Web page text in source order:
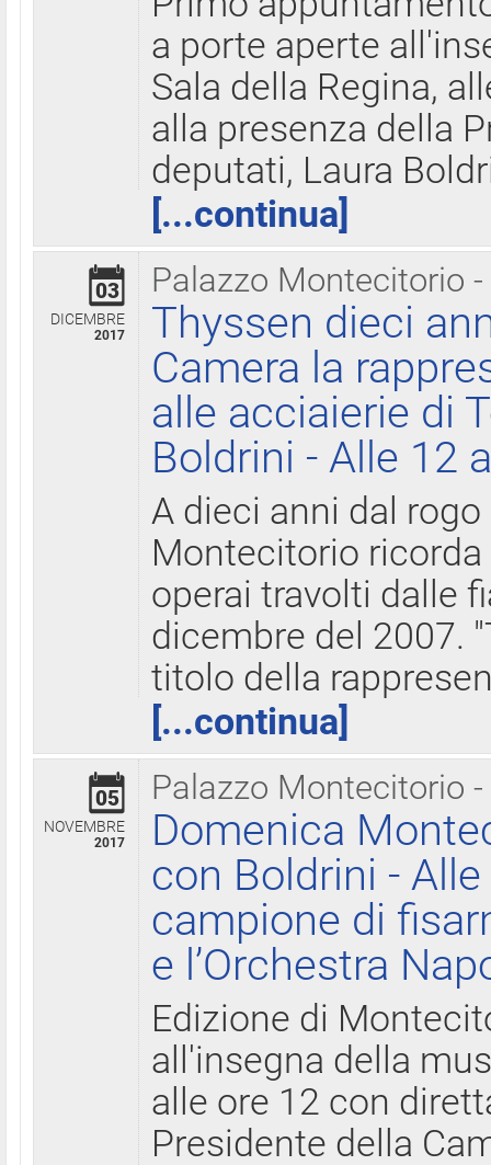
a porte aperte
Sala della Regina,
alla presenza della
deputati, Laura
[...continua]
Palazzo Montecitorio
03
DICEMBRE
2017
Thyssen dieci
Camera la
alle acciaierie di
Boldrini - Alle 12
A dieci anni dal
Montecitorio
operai travolti dalle
dicembre del 2007.
titolo della
[...continua]
Palazzo Montecitorio
05
NOVEMBRE
2017
Domenica
con Boldrini -
campione di
e l’Orchestra
Edizione di
all'insegna della
alle ore 12 con
Presidente della